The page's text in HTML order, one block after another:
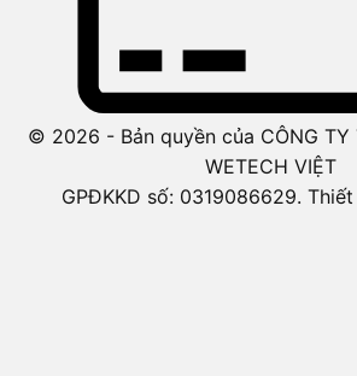
© 2026 - Bản quyền của CÔNG TY
WETECH VIỆT
GPĐKKD số: 0319086629.